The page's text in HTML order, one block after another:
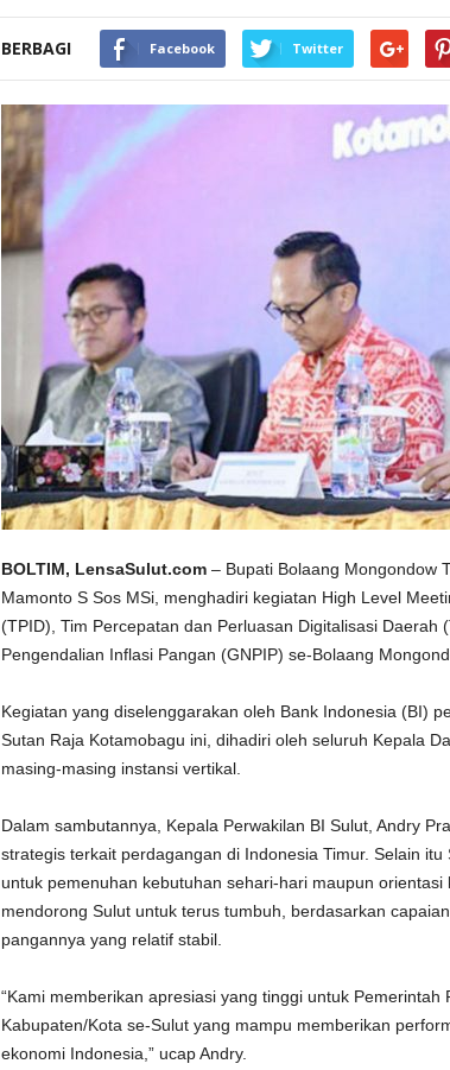
BERBAGI Facebook Twitter
BOLTIM, LensaSulut.com– Bupati Bolaang Mongondow
Mamonto S Sos MSi, menghadiri kegiatan High Level
(TPID), Tim Percepatan dan Perluasan Digitalisasi Daerah
Pengendalian Inflasi Pangan (GNPIP) se-Bolaang
Kegiatan yang diselenggarakan oleh Bank Indonesia (BI)
Sutan Raja Kotamobagu ini, dihadiri oleh seluruh Kepala
masing-masing instansi vertikal.
Dalam sambutannya, Kepala Perwakilan BI Sulut, Andry
strategis terkait perdagangan di Indonesia Timur. Selain
untuk pemenuhan kebutuhan sehari-hari maupun
mendorong Sulut untuk terus tumbuh, berdasarkan
pangannya yang relatif stabil.
“Kami memberikan apresiasi yang tinggi untuk Pemerintah
Kabupaten/Kota se-Sulut yang mampu memberikan
ekonomi Indonesia,” ucap Andry.